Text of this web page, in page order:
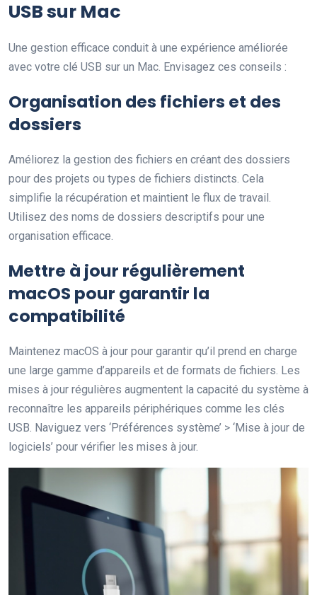
USB sur Mac
Une gestion efficace conduit à une expérience améliorée
avec votre clé USB sur un Mac. Envisagez ces conseils :
Organisation des fichiers et des
dossiers
Améliorez la gestion des fichiers en créant des dossiers
pour des projets ou types de fichiers distincts. Cela
simplifie la récupération et maintient le flux de travail.
Utilisez des noms de dossiers descriptifs pour une
organisation efficace.
Mettre à jour régulièrement
macOS pour garantir la
compatibilité
Maintenez macOS à jour pour garantir qu’il prend en charge
une large gamme d’appareils et de formats de fichiers. Les
mises à jour régulières augmentent la capacité du système à
reconnaître les appareils périphériques comme les clés
USB. Naviguez vers ‘Préférences système’ > ‘Mise à jour de
logiciels’ pour vérifier les mises à jour.